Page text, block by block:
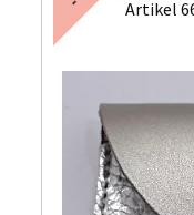
Artikel